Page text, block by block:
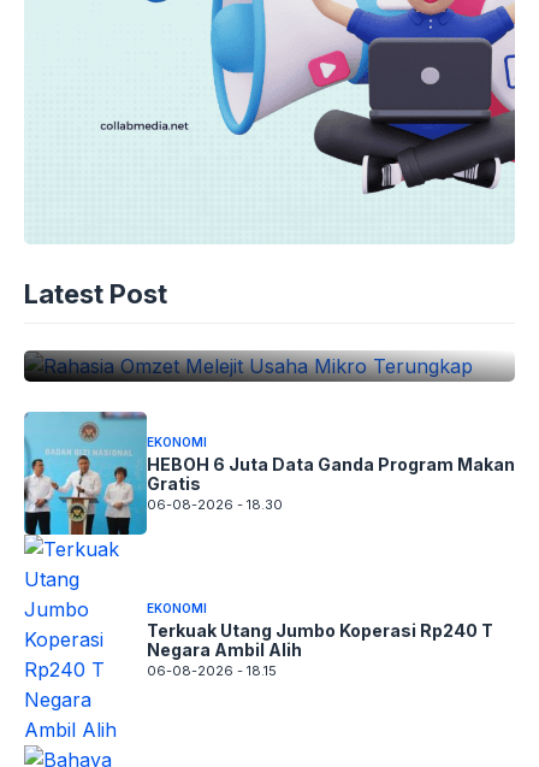
Latest Post
EKONOMI
Terungkap
EKONOMI
HEBOH 6 Juta Data Ganda Program Makan
Gratis
06-08-2026 - 18.30
EKONOMI
Terkuak Utang Jumbo Koperasi Rp240 T
Negara Ambil Alih
06-08-2026 - 18.15